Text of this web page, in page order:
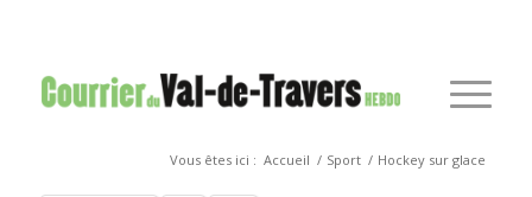
Vous êtes ici : Accueil / Sport / Hockey sur glace